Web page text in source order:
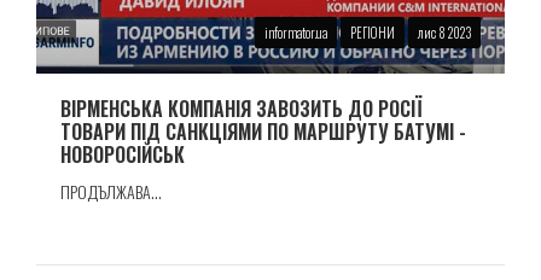
informator.ua РЕГІОНИ лис 8 2023
ВIРМЕНСЬКА КОМПАНIЯ ЗАВОЗИТЬ ДО РОСІЇ
ТОВАРИ ПIД САНКЦIЯМИ ПО МАРШРУТУ БАТУМI -
НОВОРОСIЙСЬК
ПРОДЪЛЖАВА...